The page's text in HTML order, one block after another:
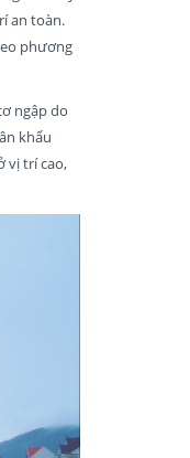
an toàn.
phương
ngập do
khẩu
vị trí cao,